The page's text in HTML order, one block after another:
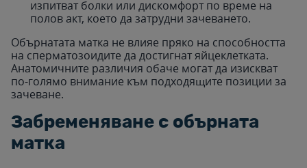
изпитват болки или дискомфорт по време на
полов акт, което да затрудни зачеването.
Обърнатата матка не влияе пряко на способността
на сперматозоидите да достигнат яйцеклетката.
Анатомичните различия обаче могат да изискват
по-голямо внимание към подходящите позиции за
зачеване.
Забременяване с обърната
матка